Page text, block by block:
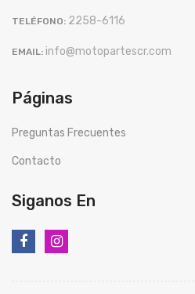
TELÉFONO: 2258-6116
EMAIL: info@motopartescr.com
Páginas
Preguntas Frecuentes
Contacto
Siganos En